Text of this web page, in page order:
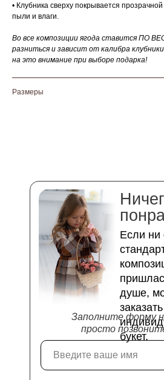
• Клубника сверху покрывается
пыли и влаги.
Во все композиции ягода ставится ПО
разниться и зависит от калибра
на это внимание при выборе подарка!
Размеры
Если ни
душе,
заказать
букет.
Заполните форму
просто